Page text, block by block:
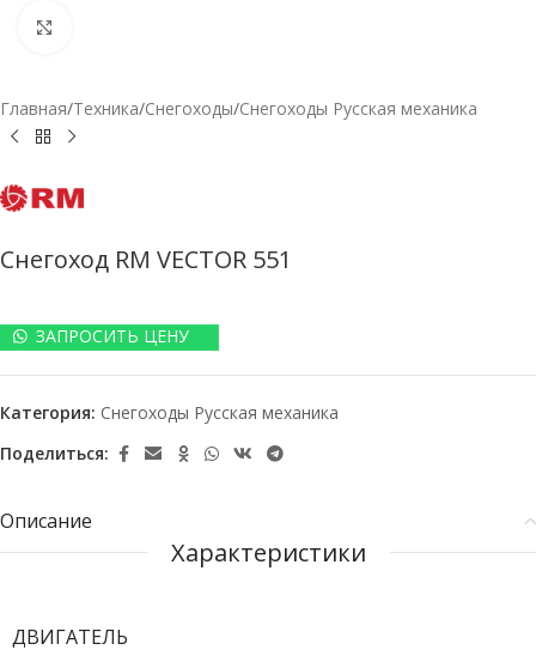
Главная/Техника/Снегоходы/Снегоходы Русская механика
Снегоход RM VECTOR 551
ЗАПРОСИТЬ ЦЕНУ
Категория: Снегоходы Русская механика
Поделиться:
Описание
Характеристики
ДВИГАТЕЛЬ